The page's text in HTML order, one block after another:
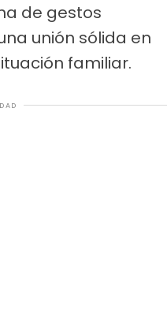
de gestos
unión sólida en
familiar.